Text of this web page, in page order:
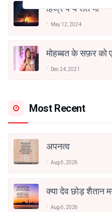
हिज्र पे ये रात भी
May 12, 2024
मोहब्बत के सफ़र को
Dec 24, 2021
Most Recent
अपनत्व
Aug 6, 2026
क्या देव छोड़ शैतान
Aug 6, 2026